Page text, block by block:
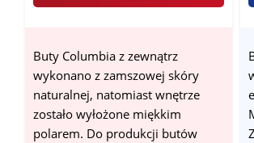
Buty Columbia z zewnątrz
wykonano z zamszowej skóry
naturalnej, natomiast wnętrze
zostało wyłożone miękkim
polarem. Do produkcji butów